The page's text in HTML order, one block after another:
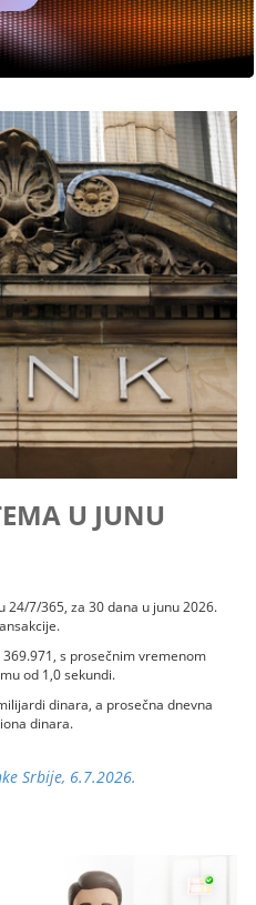
U JUNU
24/7/365, za 30 dana u junu 2026.
s prosečnim vremenom
od 1,0 sekundi.
dinara, a prosečna dnevna
dinara.
Srbije, 6.7.2026.